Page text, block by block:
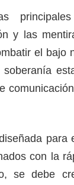
y las
el bajo
con la
se debe